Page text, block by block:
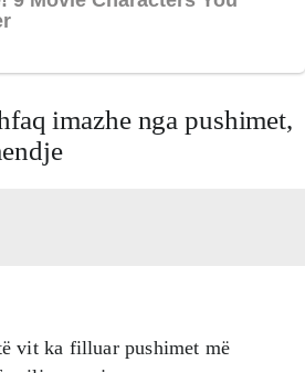
imazhe nga pushimet,
vit ka filluar pushimet më